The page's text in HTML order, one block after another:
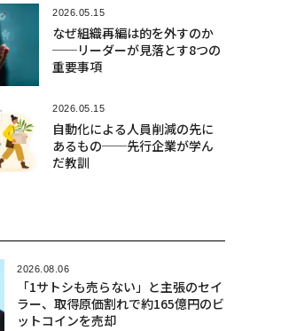
2026.05.15
なぜ組織再編は的を外すのか
──リーダーが見落とす8つの
重要事項
2026.05.15
自動化による人員削減の先に
あるもの──先行企業が学ん
だ教訓
2026.08.06
「1サトシも売らない」と主張のセイ
ラー、取得原価割れで約165億円のビ
ットコインを売却